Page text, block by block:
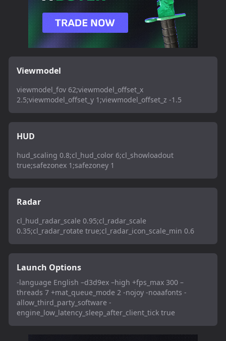
Viewmodel
viewmodel_fov 62;viewmodel_offset_x
2.5;viewmodel_offset_y 1;viewmodel_offset_z -1.5
HUD
hud_scaling 0.8;cl_hud_color 6;cl_showloadout
true;safezonex 1;safezoney 1
Radar
cl_hud_radar_scale 0.95;cl_radar_scale
0.35;cl_radar_rotate true;cl_radar_icon_scale_min 0.6
Launch Options
-language English –d3d9ex –high +fps_max 300 –
threads 7 +mat_queue_mode 2 -nojoy -noaafonts -
allow_third_party_software -
engine_low_latency_sleep_after_client_tick true